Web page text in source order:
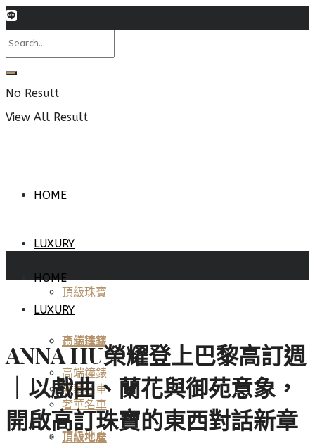
No Result
View All Result
HOME
LUXURY
頂級珠寶
高端鐘錶
奢華名車
頂級地產
HOME
LUXURY
頂級珠寶
高端鐘錶
奢華名車
頂級地產
ANNA HU榮耀登上巴黎高訂週
｜以戲曲、蘭花與御苑意象，
開啟高訂珠寶的東西對話新章